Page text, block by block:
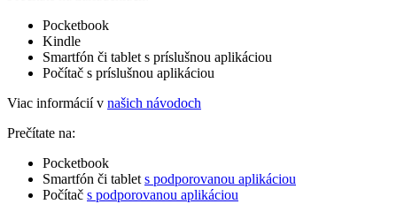
Pocketbook
Kindle
Smartfón či tablet s príslušnou aplikáciou
Počítač s príslušnou aplikáciou
Viac informácií v našich návodoch
Prečítate na:
Pocketbook
Smartfón či tablet s podporovanou aplikáciou
Počítač s podporovanou aplikáciou